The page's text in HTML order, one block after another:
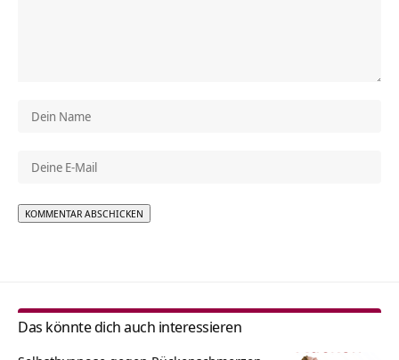
Das könnte dich auch interessieren